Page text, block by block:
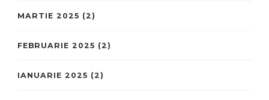
MARTIE 2025 (2)
FEBRUARIE 2025 (2)
IANUARIE 2025 (2)